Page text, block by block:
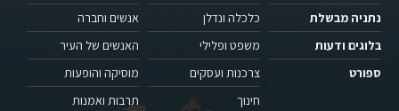
נתניה מבשלת
בלוגים ודעות
ספורט
כלכלה ונדלן
משפט ופלילי
צרכנות ועסקים
חינוך
אנשים וחברה
האנשים של העיר
מוסיקה והופעות
תרבות ואמנות